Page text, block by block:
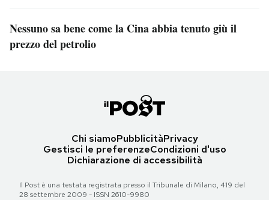
Nessuno sa bene come la Cina abbia tenuto giù il
prezzo del petrolio
Chi siamoPubblicitàPrivacy
Gestisci le preferenzeCondizioni d'uso
Dichiarazione di accessibilità
Il Post è una testata registrata presso il Tribunale di Milano, 419 del
28 settembre 2009 - ISSN 2610-9980